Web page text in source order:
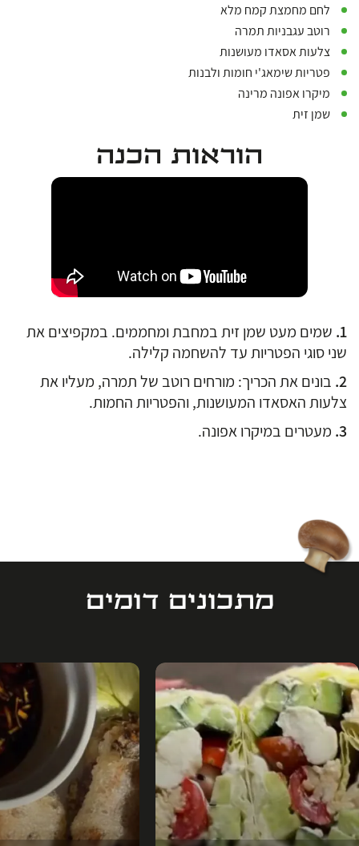
לחם מחמצת קמח מלא
רוטב עגבניות תמרה
צלעות אסאדו מעושנות
פטריות שימאג'י חומות ולבנות
מיקרו אפונה מרינה
שמן זית
הוראות הכנה
שמים מעט שמן זית במחבת ומחממים. במקפיצים את
שני סוגי הפטריות עד להשחמה קלילה.
בונים את הכריך: מורחים רוטב של תמרה, מעליו את
צלעות האסאדו המעושנות, והפטריות החמות.
מעטרים במיקרו אפונה.
מתכונים דומים